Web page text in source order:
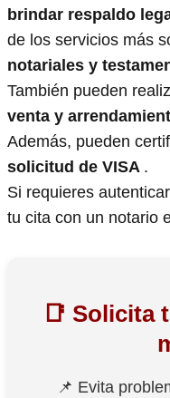
brindar respaldo
de los servicios más
notariales y
También pueden
venta y
Además, pueden
solicitud de VISA .
Si requieres
tu cita con un notario
📑 Solicita
📌 Evita